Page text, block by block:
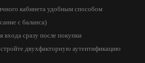
кабинета удобным способом
с баланса)
входа сразу после покупки
двухфакторную аутентификацию